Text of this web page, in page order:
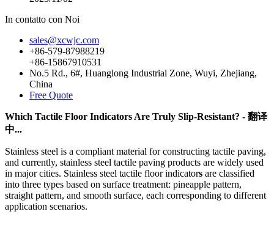
In contatto con Noi
sales@xcwjc.com
+86-579-87988219
+86-15867910531
No.5 Rd., 6#, Huanglong Industrial Zone, Wuyi, Zhejiang,
China
Free Quote
Which Tactile Floor Indicators Are Truly Slip-Resistant? - 翻译
中...
Stainless steel is a compliant material for constructing tactile paving,
and currently, stainless steel tactile paving products are widely used
in major cities. Stainless steel tactile floor indicators are classified
into three types based on surface treatment: pineapple pattern,
straight pattern, and smooth surface, each corresponding to different
application scenarios.